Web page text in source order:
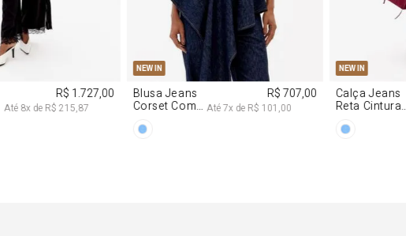
R$ 1.727,00
Até 8x deR$ 215,87
NEW IN
PP G
Blusa Jeans
Corset Com
R$ 707,00
Até7x deR$ 101,00
NEW IN
34
Calça Jeans
Reta Cintura